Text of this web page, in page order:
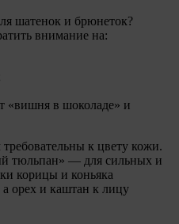
шатенок и брюнеток?
внимание на:
«вишня в шоколаде» и
к цвету кожи.
тюльпан» — для сильных и
корицы и коньяка
орех и каштан к лицу